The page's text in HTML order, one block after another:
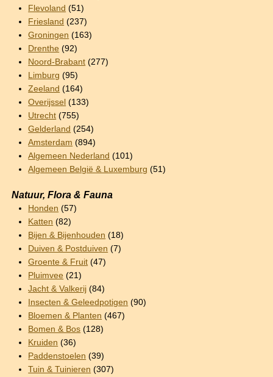
Flevoland (51)
Friesland (237)
Groningen (163)
Drenthe (92)
Noord-Brabant (277)
Limburg (95)
Zeeland (164)
Overijssel (133)
Utrecht (755)
Gelderland (254)
Amsterdam (894)
Algemeen Nederland (101)
Algemeen België & Luxemburg (51)
Natuur, Flora & Fauna
Honden (57)
Katten (82)
Bijen & Bijenhouden (18)
Duiven & Postduiven (7)
Groente & Fruit (47)
Pluimvee (21)
Jacht & Valkerij (84)
Insecten & Geleedpotigen (90)
Bloemen & Planten (467)
Bomen & Bos (128)
Kruiden (36)
Paddenstoelen (39)
Tuin & Tuinieren (307)